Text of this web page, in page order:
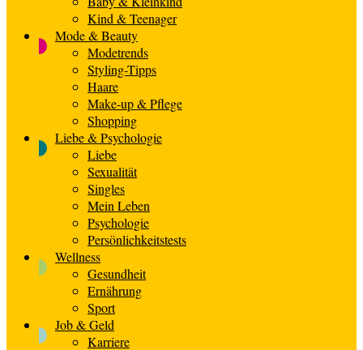
Kind & Teenager
Mode & Beauty
Modetrends
Styling-Tipps
Haare
Make-up & Pflege
Shopping
Liebe & Psychologie
Liebe
Sexualität
Singles
Mein Leben
Psychologie
Persönlichkeitstests
Wellness
Gesundheit
Ernährung
Sport
Job & Geld
Karriere